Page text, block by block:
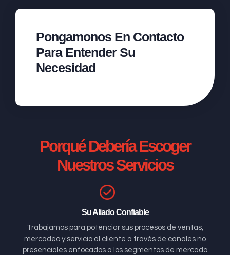
Pongamonos En Contacto
Para Entender Su
Necesidad
Porqué Debería Escoger
Nuestros Servicios
Su Aliado Confiable
Trabajamos para potenciar sus procesos de ventas,
mercadeo y servicio al cliente a través de canales no
presenciales enfocados a los segmentos de mercado